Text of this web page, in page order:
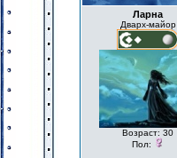
Ларна
Дварх-майор
Возраст: 30
Пол: